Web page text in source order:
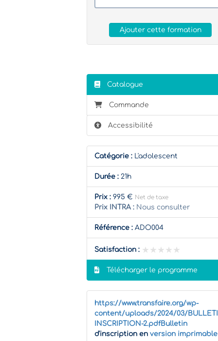
Ajouter cette formation
Catalogue
Commande
Accessibilité
Catégorie : L'adolescent
Durée : 21h
Prix : 995 € Net de taxe
Prix INTRA : Nous consulter
Référence : ADO004
Satisfaction : ★★★★★
★★★★★
Télécharger le programme
https://www.transfaire.org/wp-
content/uploads/2024/03/
INSCRIPTION-2.pdfBulletin
d'inscription en version imprimable